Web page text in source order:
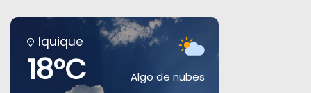
Iquique
18°C Algo de nubes